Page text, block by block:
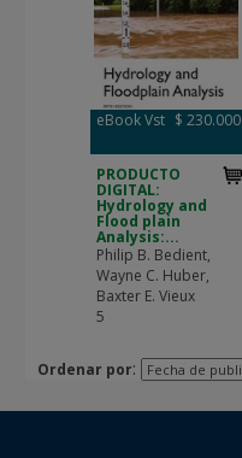
eBook Vst $ 230.000
PRODUCTO
DIGITAL:
Hydrology and
Flood plain
Analysis:...
Philip B. Bedient,
Wayne C. Huber,
Baxter E. Vieux
5
Ordenar por: